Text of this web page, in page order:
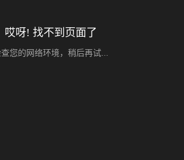
哎呀! 找不到页面了
您的网络环境，稍后再试...